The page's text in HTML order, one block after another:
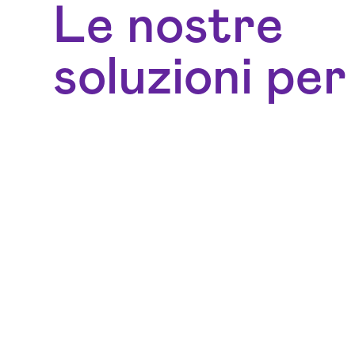
Le nostre
soluzioni